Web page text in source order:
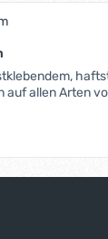
auf allen Arten